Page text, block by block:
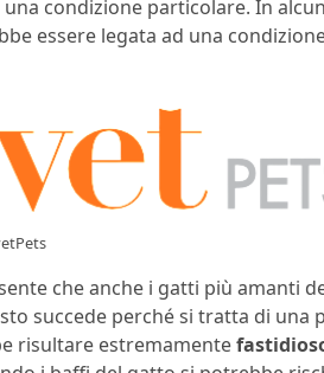
condizione particolare. In
essere legata ad una
che anche i gatti più amanti
succede perché si tratta di
risultare estremamente